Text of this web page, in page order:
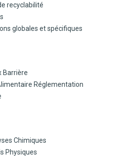
recyclabilité
globales et spécifiques
Barrière
Réglementation
Chimiques
Physiques